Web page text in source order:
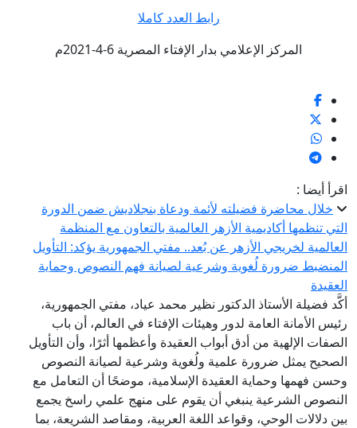
رابط العدد كاملا
المركز الإعلامي بدار الإفتاء المصرية 6-4-2021م
اقرأ أيضا :
خلال محاضرة فضيلته لأئمة ودعاة بنجلاديش ضمن الدورة
التي تنظمها أكاديمية الأزهر العالمية بالتعاون مع المنظمة
العالمية لخريجي الأزهر عن بُعد.. مفتي الجمهورية يؤكد: التأويل
المنضبط ضرورة لُغوية وشرعية لصيانة فهم النصوص وحماية
العقيدة
أكَّد فضيلة الأستاذ الدكتور نظير محمد عياد، مفتي الجمهورية،
رئيس الأمانة العامة لدور وهيئات الإفتاء في العالم، أن باب
الصفات الإلهية من أدق أبواب العقيدة وأعظمها أثرًا، وأن التأويل
الصحيح يمثل ضرورة علمية ولُغوية وشرعية لصيانة النصوص
وحسن فهمها وحماية العقيدة الإسلامية، موضحًا أن التعامل مع
النصوص الشرعية ينبغي أن يقوم على منهج علمي راسخ يجمع
بين دلالات الوحي، وقواعد اللغة العربية، ومقاصد الشريعة، بما